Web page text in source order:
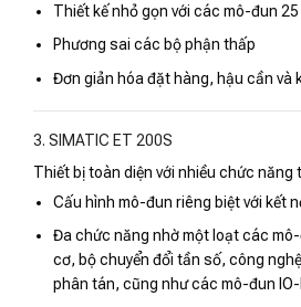
Thiết kế nhỏ gọn với các mô-đun 25
Phương sai các bộ phận thấp
Đơn giản hóa đặt hàng, hậu cần và
3. SIMATIC ET 200S
Thiết bị toàn diện với nhiều chức năng
Cấu hình mô-đun riêng biệt với kết
Đa chức năng nhờ một loạt các
cơ, bộ chuyển đổi tần số, công
phân tán, cũng như các mô-đun